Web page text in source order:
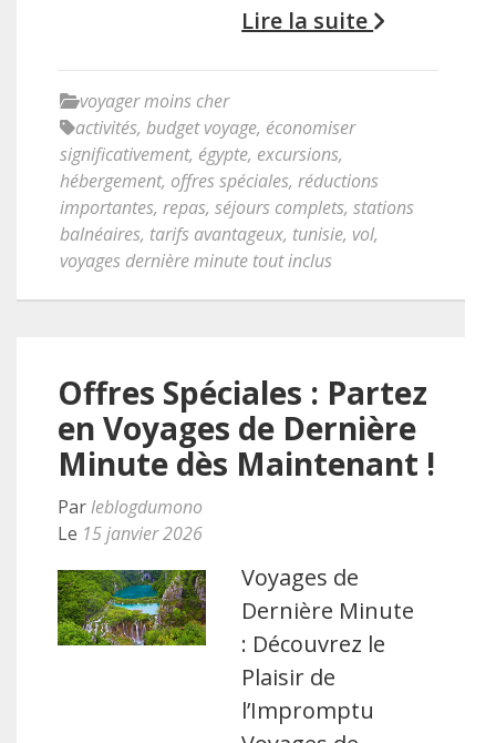
Lire la suite
voyager moins cher
activités, budget voyage, économiser
significativement, égypte, excursions,
hébergement, offres spéciales, réductions
importantes, repas, séjours complets, stations
balnéaires, tarifs avantageux, tunisie, vol,
voyages dernière minute tout inclus
Offres Spéciales : Partez
en Voyages de Dernière
Minute dès Maintenant !
Parleblogdumono
Le 15 janvier 2026
Voyages de
Dernière Minute
: Découvrez le
Plaisir de
l’Impromptu